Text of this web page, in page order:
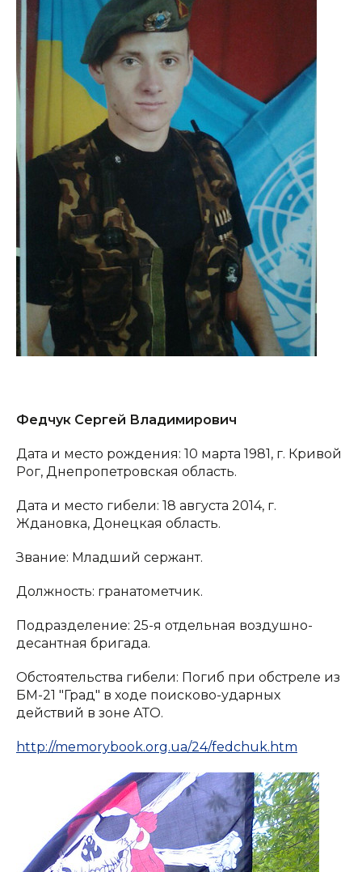
Федчук Сергей Владимирович
Дата и место рождения: 10 марта 1981, г. Кривой
Рог, Днепропетровская область.
Дата и место гибели: 18 августа 2014, г.
Ждановка, Донецкая область.
Звание: Младший сержант.
Должность: гранатометчик.
Подразделение: 25-я отдельная воздушно-
десантная бригада.
Обстоятельства гибели: Погиб при обстреле из
БМ-21 "Град" в ходе поисково-ударных
действий в зоне АТО.
http://memorybook.org.ua/24/fedchuk.htm